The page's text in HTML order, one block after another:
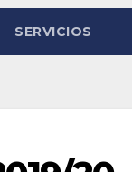
SERVICIOS